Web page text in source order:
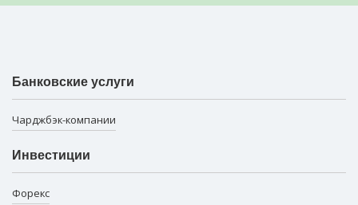
Банковские услуги
Чарджбэк-компании
Инвестиции
Форекс